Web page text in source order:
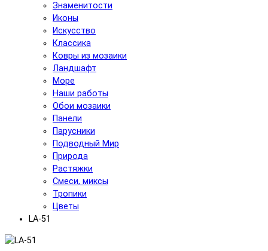
Знаменитости
Иконы
Искусство
Классика
Ковры из мозаики
Ландшафт
Море
Наши работы
Обои мозаики
Панели
Парусники
Подводный Мир
Природа
Растяжки
Смеси, миксы
Тропики
Цветы
LA-51